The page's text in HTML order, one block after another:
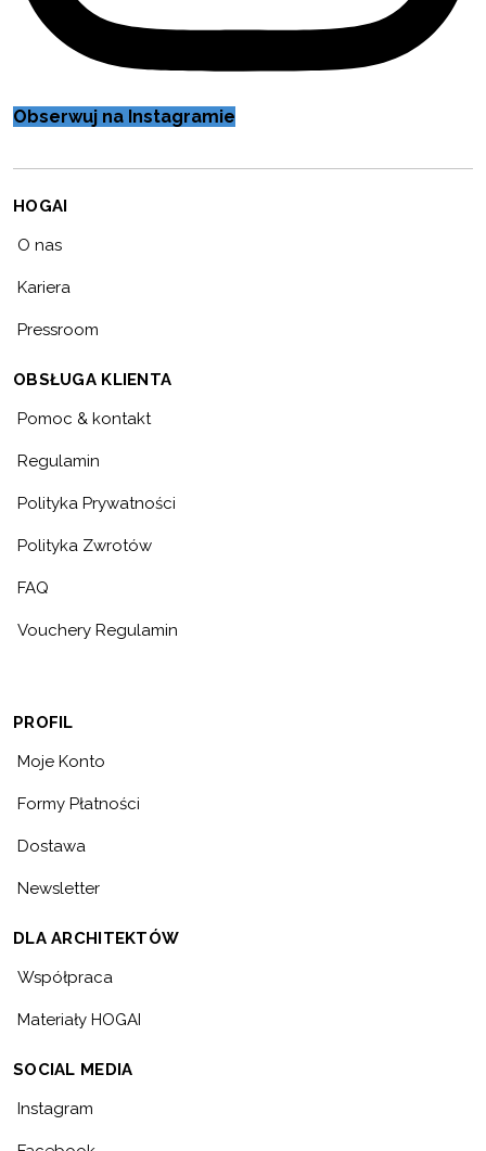
Obserwuj na Instagramie
HOGAI
O nas
Kariera
Pressroom
OBSŁUGA KLIENTA
Pomoc & kontakt
Regulamin
Polityka Prywatności
Polityka Zwrotów
FAQ
Vouchery Regulamin
PROFIL
Moje Konto
Formy Płatności
Dostawa
Newsletter
DLA ARCHITEKTÓW
Współpraca
Materiały HOGAI
SOCIAL MEDIA
Instagram